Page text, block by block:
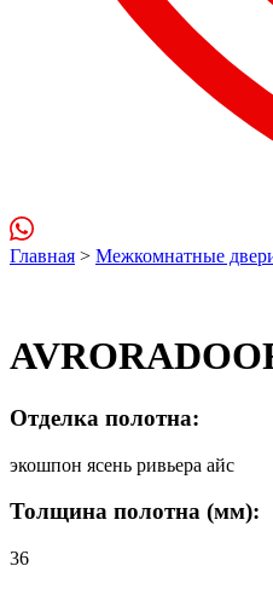
Главная > Межкомнатные
Отделка полотна:
экошпон ясень ривьера айс
Толщина полотна (мм):
36